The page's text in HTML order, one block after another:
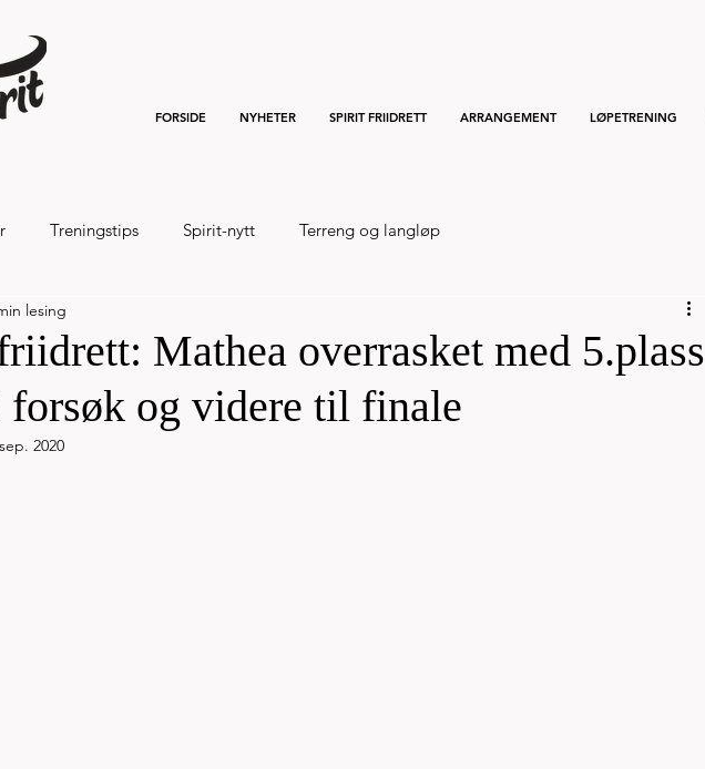
FORSIDE NYHETER SPIRIT FRIIDRETT ARRANGEMENT LØPETRENING
Treningstips Spirit-nytt Terreng og langløp
og 7km 20
Mathea overrasket med 5.plass
forsøk og videre til finale
lesing
2020